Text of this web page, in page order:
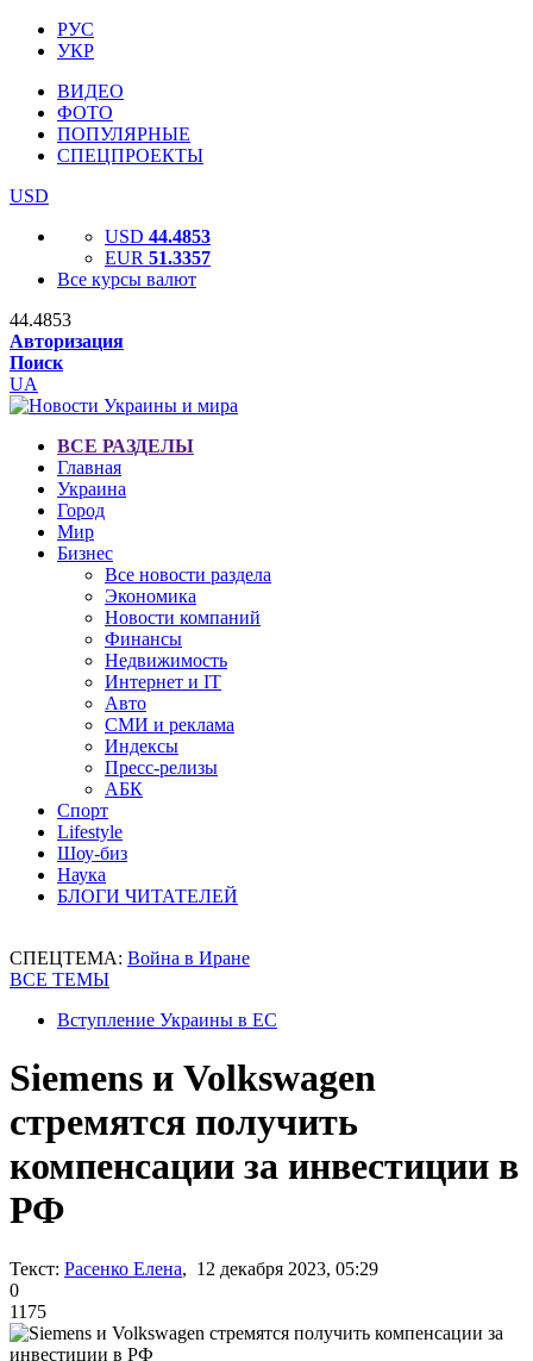
РУС
УКР
ВИДЕО
ФОТО
ПОПУЛЯРНЫЕ
СПЕЦПРОЕКТЫ
USD
USD 44.4853
EUR 51.3357
Все курсы валют
44.4853
Авторизация
Поиск
UA
ВСЕ РАЗДЕЛЫ
Главная
Украина
Город
Мир
Бизнес
Все новости раздела
Экономика
Новости компаний
Финансы
Недвижимость
Интернет и IT
Авто
СМИ и реклама
Индексы
Пресс-релизы
АБК
Спорт
Lifestyle
Шоу-биз
Наука
БЛОГИ ЧИТАТЕЛЕЙ
СПЕЦТЕМА: Война в Иране
ВСЕ ТЕМЫ
Вступление Украины в ЕС
Siemens и Volkswagen
стремятся получить
компенсации за инвестиции в
РФ
Текст: Расенко Елена, 12 декабря 2023, 05:29
0
1175